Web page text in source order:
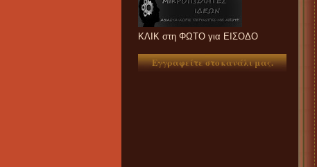
ΚΛΙΚ στη ΦΩΤΟ για ΕΙΣΟΔΟ
Εγγραφείτε στο κανάλι μας.